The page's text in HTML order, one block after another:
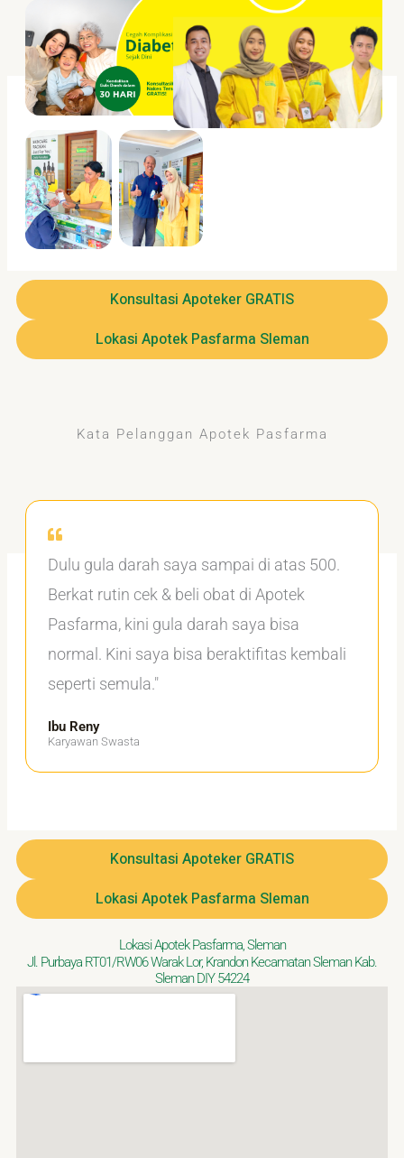
Konsultasi Apoteker GRATIS
Lokasi Apotek Pasfarma Sleman
Kata Pelanggan Apotek Pasfarma
Dulu gula darah saya sampai di atas 500.
Berkat rutin cek & beli obat di Apotek
Pasfarma, kini gula darah saya bisa
normal. Kini saya bisa beraktifitas kembali
seperti semula."
Ibu Reny
Karyawan Swasta
Konsultasi Apoteker GRATIS
Lokasi Apotek Pasfarma Sleman
Lokasi Apotek Pasfarma, Sleman
Jl. Purbaya RT01/RW06 Warak Lor, Krandon Kecamatan Sleman Kab.
Sleman DIY 54224